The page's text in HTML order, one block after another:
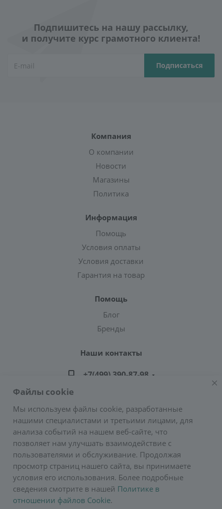
Подпишитесь на нашу рассылку,
и получите курс грамотного клиента!
Компания
О компании
Новости
Магазины
Политика
Информация
Помощь
Условия оплаты
Условия доставки
Гарантия на товар
Помощь
Блог
Бренды
Наши контакты
+7(499) 390-87-98
Адрес: г. Москва, ул. Подольских Курсантов,
д.3, стр.2 (метро Пражская)
E-mail:zakaz@greencond.ru
Файлы cookie
Мы используем файлы cookie, разработанные
нашими специалистами и третьими лицами, для
анализа событий на нашем веб-сайте, что
позволяет нам улучшать взаимодействие с
пользователями и обслуживание. Продолжая
просмотр страниц нашего сайта, вы принимаете
условия его использования. Более подробные
сведения смотрите в нашей Политике в
отношении файлов Cookie.